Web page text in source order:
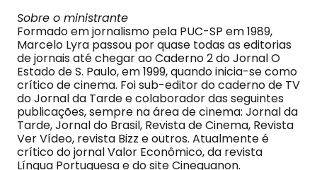
Sobre o ministrante
Formado em jornalismo pela PUC-SP em 1989,
Marcelo Lyra passou por quase todas as editorias
de jornais até chegar ao Caderno 2 do Jornal O
Estado de S. Paulo, em 1999, quando inicia-se como
crítico de cinema. Foi sub-editor do caderno de TV
do Jornal da Tarde e colaborador das seguintes
publicações, sempre na área de cinema: Jornal da
Tarde, Jornal do Brasil, Revista de Cinema, Revista
Ver Vídeo, revista Bizz e outros. Atualmente é
crítico do jornal Valor Econômico, da revista
Língua Portuguesa e do site Cinequanon.